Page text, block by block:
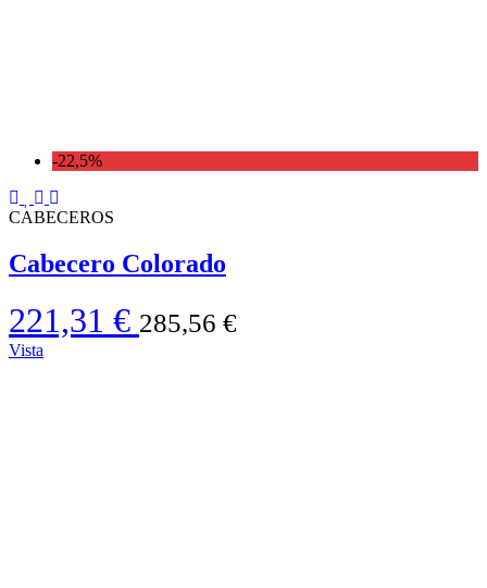
-22,5%
CABECEROS
Cabecero Colorado
221,31 € 285,56 €
Vista